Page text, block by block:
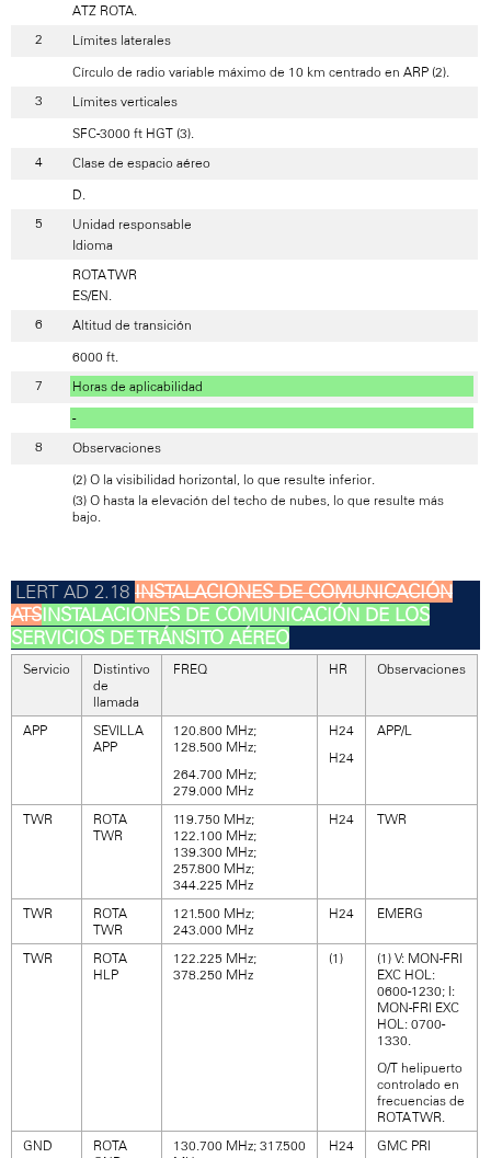
ATZ ROTA.
Límites laterales
Círculo de radio variable máximo de 10 km centrado en ARP (2).
Límites verticales
SFC-3000 ft HGT (3).
Clase de espacio aéreo
D.
Unidad responsable
Idioma
ROTA TWR
ES/EN.
Altitud de transición
6000 ft.
Horas de aplicabilidad
-
Observaciones
(2) O la visibilidad horizontal, lo que resulte inferior.
(3) O hasta la elevación del techo de nubes, lo que resulte más
bajo.
INSTALACIONES DE COMUNICACIÓN
ATSINSTALACIONES DE COMUNICACIÓN DE LOS
SERVICIOS DE TRÁNSITO AÉREO
Servicio
Distintivo
de
llamada
FREQ HR Observaciones
APP
SEVILLA
APP
120.800 MHz;
128.500 MHz;
264.700 MHz;
279.000 MHz
H24
H24
APP/L
TWR
ROTA
TWR
119.750 MHz;
122.100 MHz;
139.300 MHz;
257.800 MHz;
344.225 MHz
H24 TWR
TWR
ROTA
TWR
121.500 MHz;
243.000 MHz
H24 EMERG
TWR
ROTA
HLP
122.225 MHz;
378.250 MHz
(1)
(1) V: MON-FRI
EXC HOL:
0600-1230; I:
MON-FRI EXC
HOL: 0700-
1330.
O/T helipuerto
controlado en
frecuencias de
ROTA TWR.
GND
ROTA
130.700 MHz; 317.500
H24 GMC PRI